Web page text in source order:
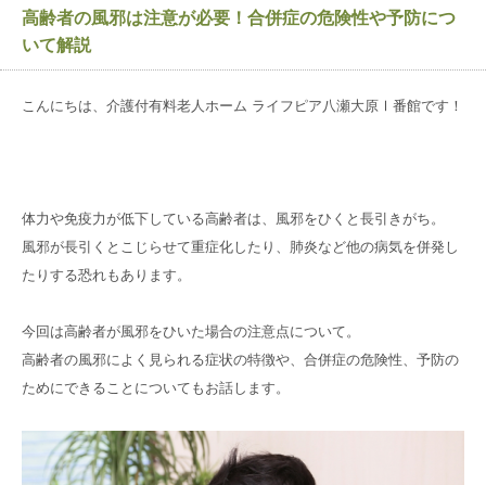
ロケーションについて
館内注意事項
お電話でのお問い合わせ
TEL.075-706-8539
京都近衛リハビリ病院
高齢者の風邪は注意が必要！合併症の危険性や予防につ
いて解説
こんにちは、介護付有料老人ホーム ライフピア八瀬大原Ⅰ番館です！
体力や免疫力が低下している高齢者は、風邪をひくと長引きがち。
風邪が長引くとこじらせて重症化したり、肺炎など他の病気を併発し
たりする恐れもあります。
今回は高齢者が風邪をひいた場合の注意点について。
高齢者の風邪によく見られる症状の特徴や、合併症の危険性、予防の
ためにできることについてもお話します。